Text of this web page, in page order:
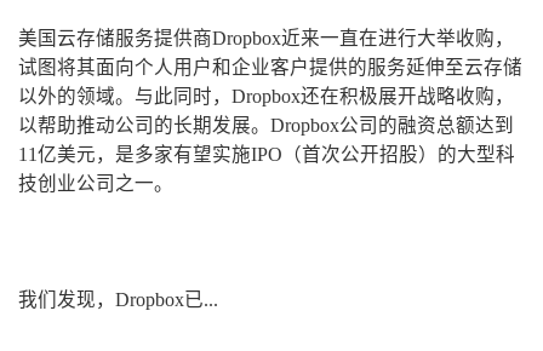
美国云存储服务提供商Dropbox近来一直在进行大举收购，
试图将其面向个人用户和企业客户提供的服务延伸至云存储
以外的领域。与此同时，Dropbox还在积极展开战略收购，
以帮助推动公司的长期发展。Dropbox公司的融资总额达到
11亿美元，是多家有望实施IPO（首次公开招股）的大型科
技创业公司之一。
我们发现，Dropbox已...